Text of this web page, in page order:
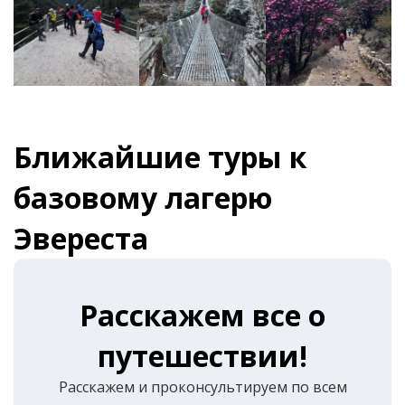
Ближайшие туры к
базовому лагерю
Эвереста
Расскажем все о
путешествии!
Расскажем и проконсультируем по всем